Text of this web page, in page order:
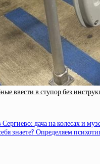
ввести в ступор без
дача на колесах и
знаете? Определяем